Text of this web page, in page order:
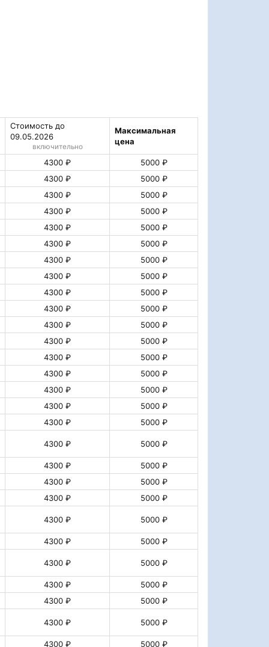
Стоимость до
09.05.2026
включительно
Максимальная
цена
4300 ₽
5000 ₽
4300 ₽
5000 ₽
4300 ₽
5000 ₽
4300 ₽
5000 ₽
4300 ₽
5000 ₽
4300 ₽
5000 ₽
4300 ₽
5000 ₽
4300 ₽
5000 ₽
4300 ₽
5000 ₽
4300 ₽
5000 ₽
4300 ₽
5000 ₽
4300 ₽
5000 ₽
4300 ₽
5000 ₽
4300 ₽
5000 ₽
4300 ₽
5000 ₽
4300 ₽
5000 ₽
4300 ₽
5000 ₽
4300 ₽ 5000 ₽
4300 ₽
5000 ₽
4300 ₽
5000 ₽
4300 ₽
5000 ₽
4300 ₽ 5000 ₽
4300 ₽ 5000 ₽
4300 ₽ 5000 ₽
4300 ₽
5000 ₽
4300 ₽
5000 ₽
4300 ₽ 5000 ₽
4300 ₽
5000 ₽